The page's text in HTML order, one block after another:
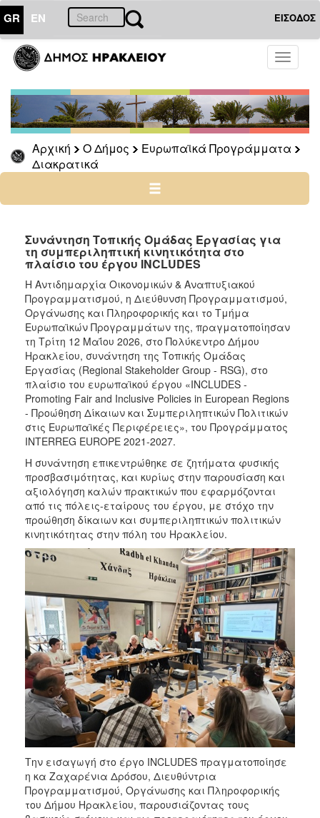
GR EN ΕΙΣΟΔΟΣ
Toggle
Αρχική Ο Δήμος
Ευρωπαϊκά Προγράμματα
Διακρατικά
ΔΗΜΟΣ
Ευρωπαϊκά
Προγράμματα
Διασυνοριακά
Διακρατικά
INCLUDES
UP
SPINE
Global
Goals
For
Cities
8C2C4EU
SDG’s
KAIRÓS
Α2UFood
WINPOL
Αλέξανδρος
Μπαλτατζής
Λειτουργική
Eνοποίηση
Yφιστάμενων
Πληροφοριακών
Συστημάτων
Παλαιότερα
ΤΟΠΟΣ
ΠΟΛΙΤΙΣΜΟΣ
ΑΝΘΕΚΤΙΚΗ
ΠΟΛΗ
Συνάντηση Τοπικής Ομάδας Εργασίας για
τη συμπεριληπτική κινητικότητα στο
πλαίσιο του έργου INCLUDES
H Αντιδημαρχία Οικονομικών & Αναπτυξιακού
Προγραμματισμού, η Διεύθυνση Προγραμματισμού,
Οργάνωσης και Πληροφορικής και το Τμήμα
Ευρωπαϊκών Προγραμμάτων της, πραγματοποίησαν
τη Τρίτη 12 Μαΐου 2026, στο Πολύκεντρο Δήμου
Ηρακλείου, συνάντηση της Τοπικής Ομάδας
Εργασίας (Regional Stakeholder Group - RSG), στο
πλαίσιο του ευρωπαϊκού έργου «INCLUDES -
Promoting Fair and Inclusive Policies in European Regions
- Προώθηση Δίκαιων και Συμπεριληπτικών Πολιτικών
στις Ευρωπαϊκές Περιφέρειες», του Προγράμματος
INTERREG EUROPE 2021-2027.
Η συνάντηση επικεντρώθηκε σε ζητήματα φυσικής
προσβασιμότητας, και κυρίως στην παρουσίαση και
αξιολόγηση καλών πρακτικών που εφαρμόζονται
από τις πόλεις-εταίρους του έργου, με στόχο την
προώθηση δίκαιων και συμπεριληπτικών πολιτικών
κινητικότητας στην πόλη του Ηρακλείου.
Την εισαγωγή στο έργο INCLUDES πραγματοποίησε
η κα Ζαχαρένια Δρόσου, Διευθύντρια
Προγραμματισμού, Οργάνωσης και Πληροφορικής
του Δήμου Ηρακλείου, παρουσιάζοντας τους